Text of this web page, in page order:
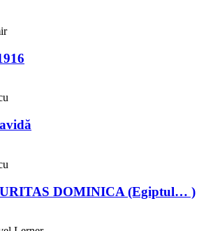
DOMINICA (Egiptul… )